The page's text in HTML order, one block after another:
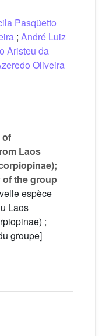
Pasqüetto
; André Luiz
Aristeu da
Oliveira
of
Laos
the group
espèce
Laos
;
groupe]